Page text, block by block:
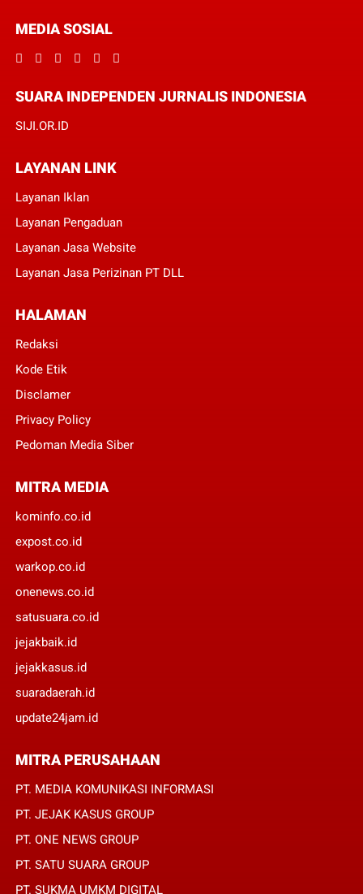
MEDIA SOSIAL
SUARA INDEPENDEN JURNALIS INDONESIA
SIJI.OR.ID
LAYANAN LINK
Layanan Iklan
Layanan Pengaduan
Layanan Jasa Website
Layanan Jasa Perizinan PT DLL
HALAMAN
Redaksi
Kode Etik
Disclamer
Privacy Policy
Pedoman Media Siber
MITRA MEDIA
kominfo.co.id
expost.co.id
warkop.co.id
onenews.co.id
satusuara.co.id
jejakbaik.id
jejakkasus.id
suaradaerah.id
update24jam.id
MITRA PERUSAHAAN
PT. MEDIA KOMUNIKASI INFORMASI
PT. JEJAK KASUS GROUP
PT. ONE NEWS GROUP
PT. SATU SUARA GROUP
PT. SUKMA UMKM DIGITAL